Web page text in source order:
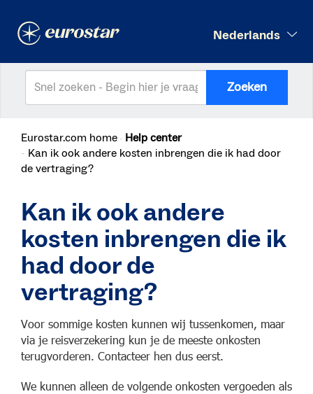
Nederlands
Zoeken
Eurostar.com home Help center
Kan ik ook andere kosten inbrengen die ik had door
de vertraging?
Kan ik ook andere
kosten inbrengen die ik
had door de
vertraging?
Voor sommige kosten kunnen wij tussenkomen, maar
via je reisverzekering kun je de meeste onkosten
terugvorderen. Contacteer hen dus eerst.
We kunnen alleen de volgende onkosten vergoeden als